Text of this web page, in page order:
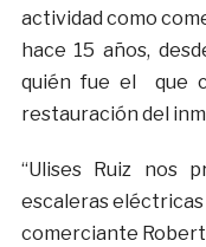
actividad como
hace 15 años,
quién fue el que
restauración del
“Ulises Ruiz nos
escaleras eléctricas
comerciante